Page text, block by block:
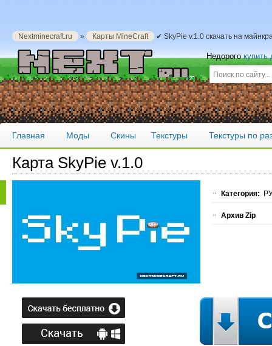
Nextminecraft.ru » Карты MineCraft ✔ SkyPie v.1.0 скачать на
Недорогокупить
Главная Моды Скины Текстуры Текстуры по
Карта SkyPie v.1.0
Категория:
Архив Zip